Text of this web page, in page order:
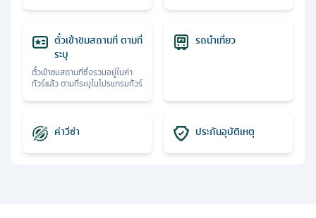
ตั๋วเข้าชมสถานที่ ตามที่
ระบุ
ตั๋วเข้าชมสถานที่ซึ่งรวมอยู่ในค่า
ทัวร์แล้ว ตามที่ระบุในโปรแกรมทัวร์
รถนำเที่ยว
ค่าวีซ่า ประกันอุบัติเหตุ